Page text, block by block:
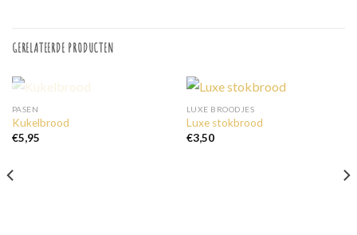
GERELATEERDE PRODUCTEN
PASEN
Kukelbrood
€5,95
LUXE BROODJES
Luxe stokbrood
€3,50